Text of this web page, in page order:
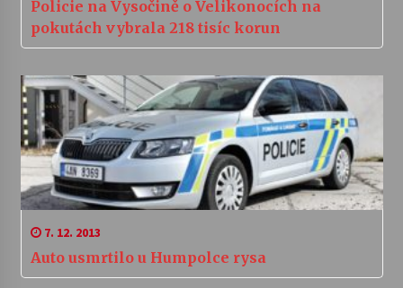
Policie na Vysočině o Velikonocích na
pokutách vybrala 218 tisíc korun
7. 12. 2013
Auto usmrtilo u Humpolce rysa